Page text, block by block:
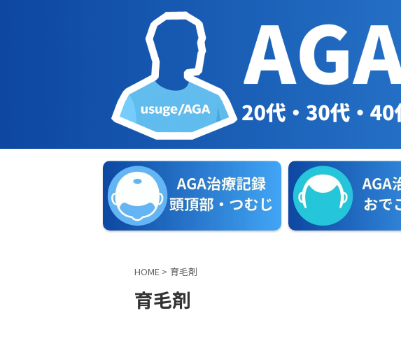
HOME > 育毛剤
育毛剤